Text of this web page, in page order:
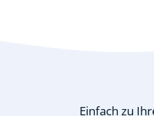
Einfach zu